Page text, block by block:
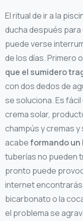
El ritual de ir a la
ducha después para
puede verse
de los días. Primero
que el sumidero
con dos dedos de
se soluciona. Es
crema solar,
champús y cremas y
acabeformando un
tuberías no pueden
pronto puede
internet
bicarbonato o la
el problema se